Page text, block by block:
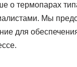
о термопарах
Мы
для